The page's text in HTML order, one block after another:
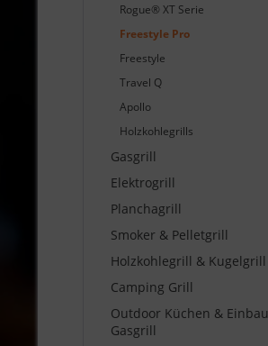
Rogue® XT Serie
Freestyle Pro
Freestyle
Travel Q
Apollo
Holzkohlegrills
Gasgrill
Elektrogrill
Planchagrill
Smoker & Pelletgrill
Holzkohlegrill & Kugelgrill
Camping Grill
Outdoor Küchen & Einbau
Gasgrill